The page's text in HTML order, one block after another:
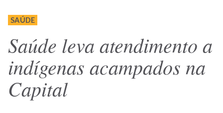
SAÚDE
Saúde leva atendimento a
indígenas acampados na
Capital